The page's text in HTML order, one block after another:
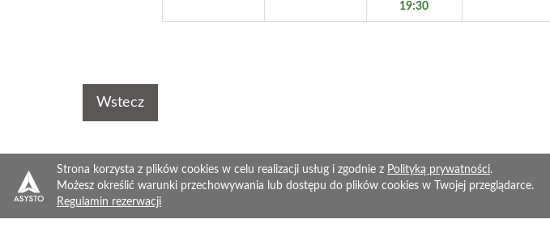
19:30
Wstecz
Strona korzysta z plików cookies w celu realizacji usług i zgodnie z Polityką prywatności.
Możesz określić warunki przechowywania lub dostępu do plików cookies w Twojej przeglądarce.
Regulamin rezerwacji